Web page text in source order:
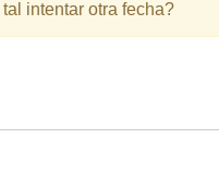
6 7 8
13 14 15
intentar otra fecha?